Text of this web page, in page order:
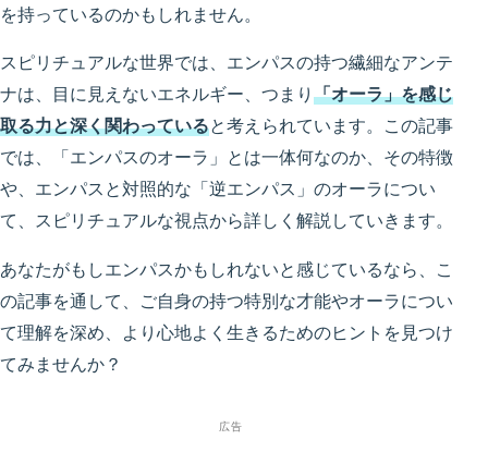
を持っているのかもしれません。
スピリチュアルな世界では、エンパスの持つ繊細なアンテ
ナは、目に見えないエネルギー、つまり 「オーラ」を感じ
取る力と深く関わっていると考えられています。この記事
では、「エンパスのオーラ」とは一体何なのか、その特徴
や、エンパスと対照的な「逆エンパス」のオーラについ
て、スピリチュアルな視点から詳しく解説していきます。
あなたがもしエンパスかもしれないと感じているなら、こ
の記事を通して、ご自身の持つ特別な才能やオーラについ
て理解を深め、より心地よく生きるためのヒントを見つけ
てみませんか？
広告